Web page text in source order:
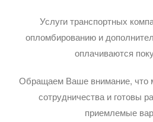
Услуги транспортных
опломбированию и
оплачиваются
Обращаем Ваше внимание, что
сотрудничества и готовы
приемлемые